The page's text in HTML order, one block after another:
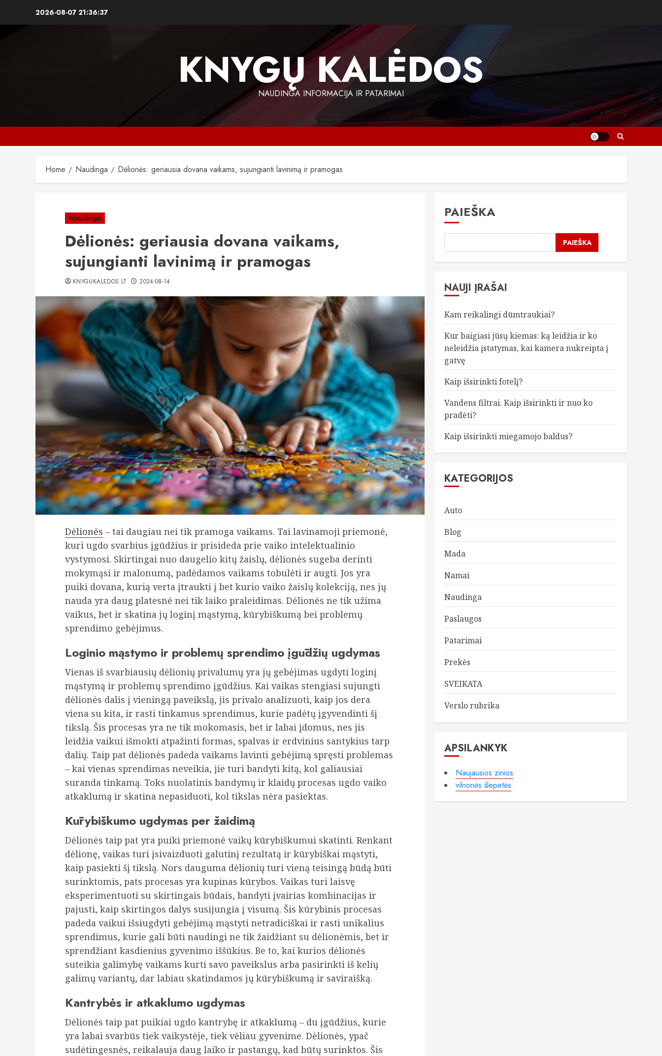
2026-08-07 21:36:38
KNYGŲ KALĖDOS
NAUDINGA INFORMACIJA IR PATARIMAI
Home Naudinga Dėlionės: geriausia dovana vaikams, sujungianti lavinimą ir pramogas
Naudinga
Dėlionės: geriausia dovana vaikams,
sujungianti lavinimą ir pramogas
KNYGUKALEDOS.LT 2024-08-14
Dėlionės – tai daugiau nei tik pramoga vaikams. Tai lavinamoji priemonė,
kuri ugdo svarbius įgūdžius ir prisideda prie vaiko intelektualinio
vystymosi. Skirtingai nuo daugelio kitų žaislų, dėlionės sugeba derinti
mokymąsi ir malonumą, padėdamos vaikams tobulėti ir augti. Jos yra
puiki dovana, kurią verta įtraukti į bet kurio vaiko žaislų kolekciją, nes jų
nauda yra daug platesnė nei tik laiko praleidimas. Dėlionės ne tik užima
vaikus, bet ir skatina jų loginį mąstymą, kūrybiškumą bei problemų
sprendimo gebėjimus.
Loginio mąstymo ir problemų sprendimo įgūdžių ugdymas
Vienas iš svarbiausių dėlionių privalumų yra jų gebėjimas ugdyti loginį
mąstymą ir problemų sprendimo įgūdžius. Kai vaikas stengiasi sujungti
dėlionės dalis į vieningą paveikslą, jis privalo analizuoti, kaip jos dera
viena su kita, ir rasti tinkamus sprendimus, kurie padėtų įgyvendinti šį
tikslą. Šis procesas yra ne tik mokomasis, bet ir labai įdomus, nes jis
leidžia vaikui išmokti atpažinti formas, spalvas ir erdvinius santykius tarp
dalių. Taip pat dėlionės padeda vaikams lavinti gebėjimą spręsti problemas
– kai vienas sprendimas neveikia, jie turi bandyti kitą, kol galiausiai
suranda tinkamą. Toks nuolatinis bandymų ir klaidų procesas ugdo vaiko
atkaklumą ir skatina nepasiduoti, kol tikslas nėra pasiektas.
Kūrybiškumo ugdymas per žaidimą
Dėlionės taip pat yra puiki priemonė vaikų kūrybiškumui skatinti. Renkant
dėlionę, vaikas turi įsivaizduoti galutinį rezultatą ir kūrybiškai mąstyti,
kaip pasiekti šį tikslą. Nors dauguma dėlionių turi vieną teisingą būdą būti
surinktomis, pats procesas yra kupinas kūrybos. Vaikas turi laisvę
eksperimentuoti su skirtingais būdais, bandyti įvairias kombinacijas ir
pajusti, kaip skirtingos dalys susijungia į visumą. Šis kūrybinis procesas
padeda vaikui išsiugdyti gebėjimą mąstyti netradiciškai ir rasti unikalius
sprendimus, kurie gali būti naudingi ne tik žaidžiant su dėlionėmis, bet ir
sprendžiant kasdienius gyvenimo iššūkius. Be to, kai kurios dėlionės
suteikia galimybę vaikams kurti savo paveikslus arba pasirinkti iš kelių
galimų variantų, dar labiau skatindamos jų kūrybiškumą ir saviraišką.
Kantrybės ir atkaklumo ugdymas
Dėlionės taip pat puikiai ugdo kantrybę ir atkaklumą – du įgūdžius, kurie
yra labai svarbūs tiek vaikystėje, tiek vėliau gyvenime. Dėlionės, ypač
sudėtingesnės, reikalauja daug laiko ir pastangų, kad būtų surinktos. Šis
PAIEŠKA
PAIEŠKA
NAUJI ĮRAŠAI
Kam reikalingi dūmtraukiai?
Kur baigiasi jūsų kiemas: ką leidžia ir ko
neleidžia įstatymas, kai kamera nukreipta į
gatvę
Kaip išsirinkti fotelį?
Vandens filtrai. Kaip išsirinkti ir nuo ko
pradėti?
Kaip išsirinkti miegamojo baldus?
KATEGORIJOS
Auto
Blog
Mada
Namai
Naudinga
Paslaugos
Patarimai
Prekės
SVEIKATA
Verslo rubrika
APSILANKYK
Naujausios zinios
vilnonės šlepetės